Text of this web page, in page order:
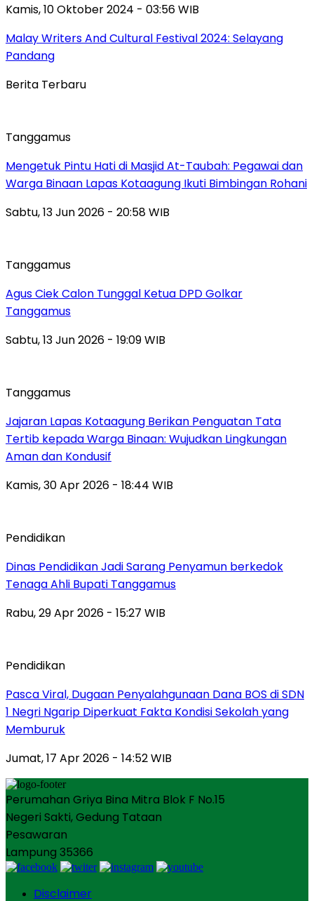
Kamis, 10 Oktober 2024 - 03:56 WIB
Malay Writers And Cultural Festival 2024: Selayang
Pandang
Berita Terbaru
Tanggamus
Mengetuk Pintu Hati di Masjid At-Taubah: Pegawai dan
Warga Binaan Lapas Kotaagung Ikuti Bimbingan Rohani
Sabtu, 13 Jun 2026 - 20:58 WIB
Tanggamus
Agus Ciek Calon Tunggal Ketua DPD Golkar
Tanggamus
Sabtu, 13 Jun 2026 - 19:09 WIB
Tanggamus
Jajaran Lapas Kotaagung Berikan Penguatan Tata
Tertib kepada Warga Binaan: Wujudkan Lingkungan
Aman dan Kondusif
Kamis, 30 Apr 2026 - 18:44 WIB
Pendidikan
Dinas Pendidikan Jadi Sarang Penyamun berkedok
Tenaga Ahli Bupati Tanggamus
Rabu, 29 Apr 2026 - 15:27 WIB
Pendidikan
Pasca Viral, Dugaan Penyalahgunaan Dana BOS di SDN
1 Negri Ngarip Diperkuat Fakta Kondisi Sekolah yang
Memburuk
Jumat, 17 Apr 2026 - 14:52 WIB
Perumahan Griya Bina Mitra Blok F No.15
Negeri Sakti, Gedung Tataan
Pesawaran
Lampung 35366
Disclaimer